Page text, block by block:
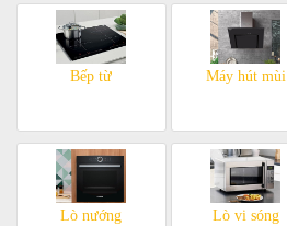
Bếp từ Máy hút mùi
Lò nướng Lò vi sóng